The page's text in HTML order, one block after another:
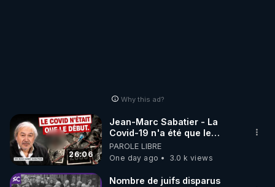
Why this ad?
26:06
Jean-Marc Sabatier - La
Covid-19 n'a été que le
début - L'ARNm & l'ARNm-aa
jusqu où auront-t-il ?
PAROLE LIBRE
One day ago
3.0 k views
Nombre de juifs disparus